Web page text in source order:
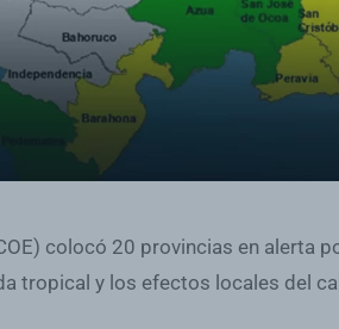
colocó 20 provincias en alerta
tropical y los efectos locales del